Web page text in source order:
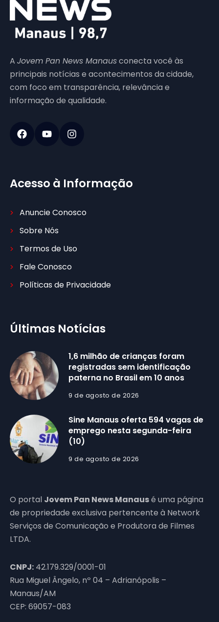
A Jovem Pan News Manausconecta você às
principais notícias e acontecimentos da cidade,
com foco em transparência, relevância e
informação de qualidade.
Acesso à Informação
Anuncie Conosco
Sobre Nós
Termos de Uso
Fale Conosco
Políticas de Privacidade
Últimas Notícias
1,6 milhão de crianças foram
registradas sem identificação
paterna no Brasil em 10 anos
9 de agosto de 2026
Sine Manaus oferta 594 vagas de
emprego nesta segunda-feira
(10)
9 de agosto de 2026
O portal Jovem Pan News Manausé uma página
de propriedade exclusiva pertencente à Network
Serviços de Comunicação e Produtora de Filmes
LTDA.
CNPJ: 42.179.329/0001-01
Rua Miguel Ângelo, nº 04 – Adrianópolis –
Manaus/AM
CEP: 69057-083